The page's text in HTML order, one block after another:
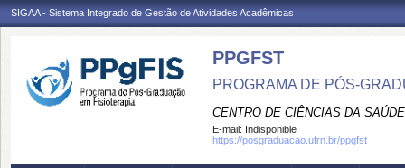
SIGAA - Sistema Integrado de Gestão de Atividades Acadêmicas
PPGFST
PROGRAMA DE PÓS-
CENTRO DE CIÊNCIAS DA SAÚDE
E-mail: Indisponible
https://posgraduacao.ufrn.br/ppgfst